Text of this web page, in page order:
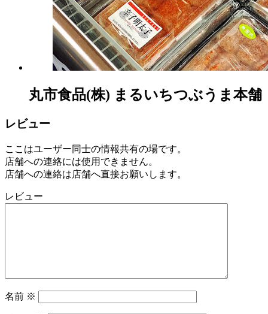
丸市食品(株) まるいちつぶうま本舗
レビュー
ここはユーザー同士の情報共有の場です。
店舗への連絡には使用できません。
店舗への連絡は店舗へ直接お願いします。
レビュー
名前 ※